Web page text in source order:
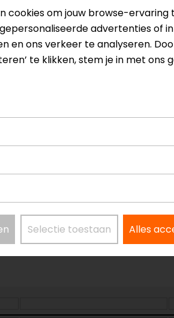
met ons op of kom langs in
bekijken & passen en staan
Model
cookies om jouw browse-ervaring
advertenties of
en ons verkeer te analyseren.
te klikken, stem je in met ons
Selectie toestaan Alles